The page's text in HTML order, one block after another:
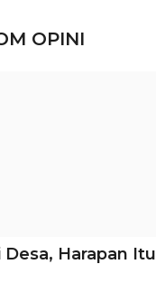
OPINI
Desa, Harapan Itu